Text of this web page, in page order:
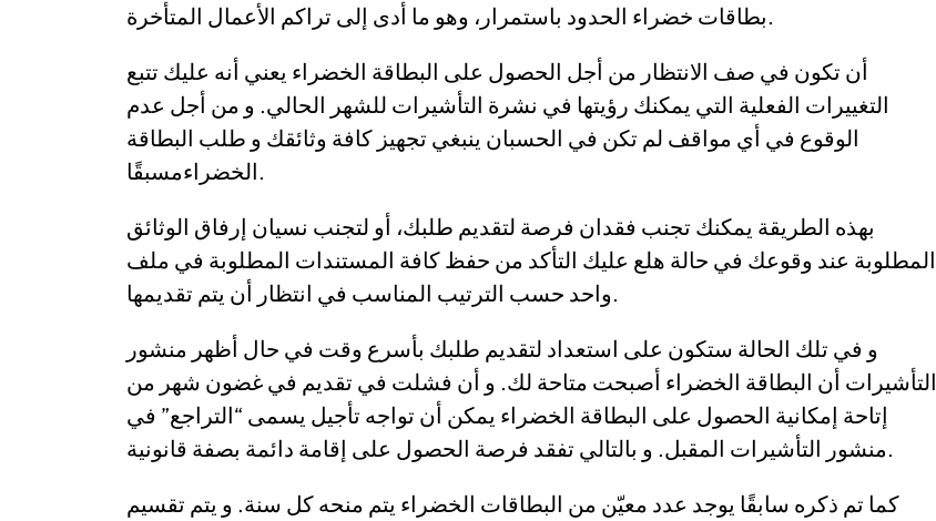
بطاقات خضراء الحدود باستمرار، وهو ما أدى إلى تراكم الأعمال المتأخرة.
أن تكون في صف الانتظار من أجل الحصول على البطاقة الخضراء يعني أنه عليك تتبع
التغييرات الفعلية التي يمكنك رؤيتها في نشرة التأشيرات للشهر الحالي. و من أجل عدم
الوقوع في أي مواقف لم تكن في الحسبان ينبغي تجهيز كافة وثائقك و طلب البطاقة
الخضراءمسبقًا.
بهذه الطريقة يمكنك تجنب فقدان فرصة لتقديم طلبك، أو لتجنب نسيان إرفاق الوثائق
المطلوبة عند وقوعك في حالة هلع عليك التأكد من حفظ كافة المستندات المطلوبة في ملف
واحد حسب الترتيب المناسب في انتظار أن يتم تقديمها.
و في تلك الحالة ستكون على استعداد لتقديم طلبك بأسرع وقت في حال أظهر منشور
التأشيرات أن البطاقة الخضراء أصبحت متاحة لك. و أن فشلت في تقديم في غضون شهر من
إتاحة إمكانية الحصول على البطاقة الخضراء يمكن أن تواجه تأجيل يسمى “التراجع” في
منشور التأشيرات المقبل. و بالتالي تفقد فرصة الحصول على إقامة دائمة بصفة قانونية.
كما تم ذكره سابقًا يوجد عدد معيّن من البطاقات الخضراء يتم منحه كل سنة. و يتم تقسيم